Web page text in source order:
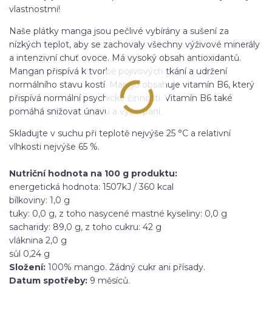
vlastnostmi!
Naše plátky manga jsou pečlivé vybírány a sušení za
nízkých teplot, aby se zachovaly všechny výživové minerály
a intenzivní chuť ovoce. Má vysoký obsah antioxidantů.
Mangan přispívá k tvorbě pojivových tkání a udržení
normálního stavu kostí. Mango obsahuje vitamín B6, který
přispívá normální psychické činnosti. Vitamín B6 také
pomáhá snižovat únavu a vyčerpání.
Skladujte v suchu při teplotě nejvýše 25 °C a relativní
vlhkosti nejvýše 65 %.
Nutriční hodnota na 100 g produktu:
energetická hodnota: 1507kJ / 360 kcal
bílkoviny: 1,0 g
tuky: 0,0 g, z toho nasycené mastné kyseliny: 0,0 g
sacharidy: 89,0 g, z toho cukru: 42 g
vláknina 2,0 g
sůl 0,24 g
Složení: 100% mango. Žádný cukr ani přísady.
Datum spotřeby: 9 měsíců.